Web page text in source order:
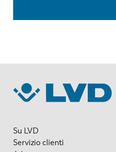
Su LVD
Servizio clienti